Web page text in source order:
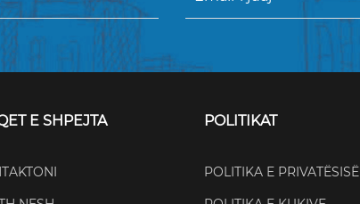
E SHPEJTA POLITIKAT
POLITIKA E PRIVATËSISË